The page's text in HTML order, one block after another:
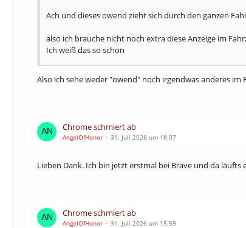
Ach und dieses owend zieht sich durch den ganzen
also ich brauche nicht noch extra diese Anzeige im
Ich weiß das so schon
Also ich sehe weder "owend" noch irgendwas anderes
Chrome schmiert ab
AngelOfHonor 31. Juli 2026 um 18:07
Lieben Dank. Ich bin jetzt erstmal bei Brave und da
Chrome schmiert ab
AngelOfHonor 31. Juli 2026 um 15:59